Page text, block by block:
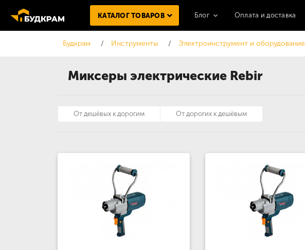
Миксеры электрические Rebir
КАТАЛОГ ТОВАРОВ Блог Оплата и доставка
Будкрам Инструменты Электроинструмент и оборудование
От дешёвых к дорогим От дорогих к дешёвым